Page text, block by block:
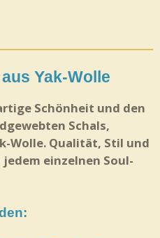
Yak-Wolle
Schönheit und den
Schals,
Wolle. Qualität, Stil und
einzelnen Soul-